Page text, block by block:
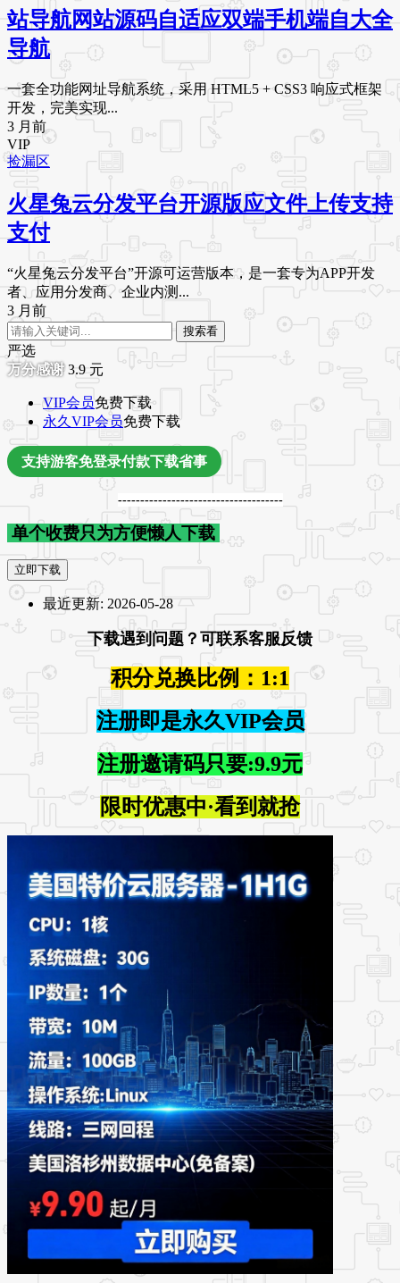
站导航网站源码自适应双端手机端自大全
导航
一套全功能网址导航系统，采用 HTML5 + CSS3 响应式框架
开发，完美实现...
3 月前
VIP
捡漏区
火星兔云分发平台开源版应文件上传支持
支付
“火星兔云分发平台”开源可运营版本，是一套专为APP开发
者、应用分发商、企业内测...
3 月前
搜索看
严选
3.9 元
VIP会员免费下载
永久VIP会员免费下载
支持游客免登录付款下载省事
-------------------------------------
单个收费只为方便懒人下载
立即下载
最近更新: 2026-05-28
下载遇到问题？可联系客服反馈
积分兑换比例：1:1
注册即是永久VIP会员
注册邀请码只要:9.9元
限时优惠中·看到就抢